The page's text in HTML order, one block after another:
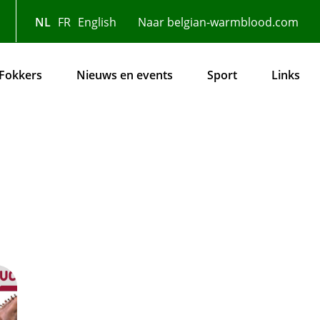
Naar belgian-warmblood.com
NL FR English
Nieuws en events Sport Links